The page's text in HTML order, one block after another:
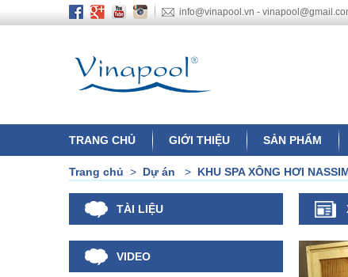
info@vinapool.vn -
TRANG CHỦ GIỚI THIỆU SẢN PHẨM
Trang chủ > Dự án > KHU SPA XÔNG HƠI
TÀI LIỆU
VIDEO